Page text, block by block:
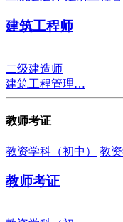
建筑工程师
二级建造师
建筑工程管理…
教师考证
教资学科（初中） 教
教师考证